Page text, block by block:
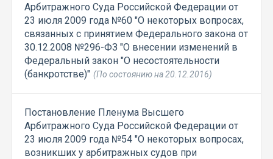
Арбитражного Суда Российской Федерации от
23 июля 2009 года №60 "О некоторых вопросах,
связанных с принятием Федерального закона от
30.12.2008 №296-ФЗ "О внесении изменений в
Федеральный закон "О несостоятельности
(банкротстве)" (По состоянию на 20.12.2016)
Постановление Пленума Высшего
Арбитражного Суда Российской Федерации от
23 июля 2009 года №54 "О некоторых вопросах,
возникших у арбитражных судов при